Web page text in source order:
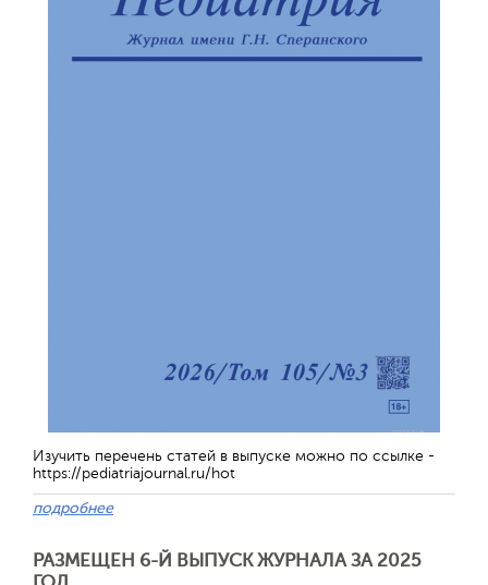
Изучить перечень статей в выпуске можно по ссылке -
https://pediatriajournal.ru/hot
подробнее
РАЗМЕЩЕН 6-Й ВЫПУСК ЖУРНАЛА ЗА 2025